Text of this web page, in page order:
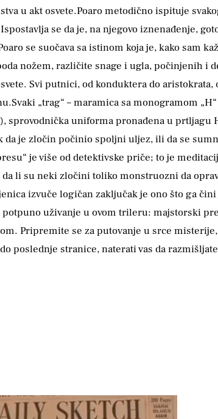
u akt osvete.Poaro metodično ispituje
se da je, na njegovo iznenađenje,
se suočava sa istinom koja je, kako sam
nožem, različite snage i ugla, počinjenih i
Svi putnici, od konduktera do
„trag“ – maramica sa monogramom
sprovodnička uniforma pronađena u
da je zločin počinio spoljni uljez, ili da se
je više od detektivske priče; to je
da li su neki zločini toliko monstruozni da
izvuče logičan zaključak je ono što ga
uživanje u ovom trileru: majstorski
Pripremite se za putovanje u srce
poslednje stranice, naterati vas da